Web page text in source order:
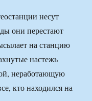
несут
они перестают
на станцию
настежь
неработающую
кто находился на